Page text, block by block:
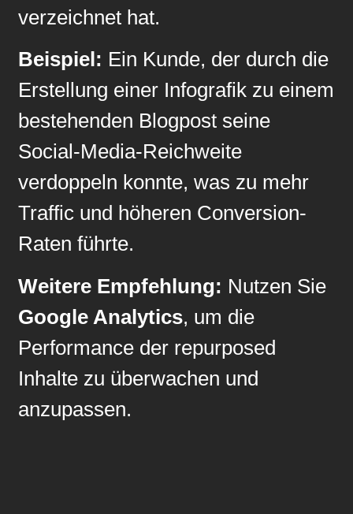
verzeichnet hat.
Beispiel: Ein Kunde, der durch die
Erstellung einer Infografik zu einem
bestehenden Blogpost seine
Social-Media-Reichweite
verdoppeln konnte, was zu mehr
Traffic und höheren Conversion-
Raten führte.
Weitere Empfehlung: Nutzen Sie
Google Analytics, um die
Performance der repurposed
Inhalte zu überwachen und
anzupassen.